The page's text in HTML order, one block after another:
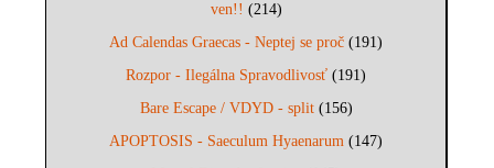
ven!! (214)
Ad Calendas Graecas - Neptej se proč (191)
Rozpor - Ilegálna Spravodlivosť (191)
Bare Escape / VDYD - split(156)
APOPTOSIS - Saeculum Hyaenarum (147)